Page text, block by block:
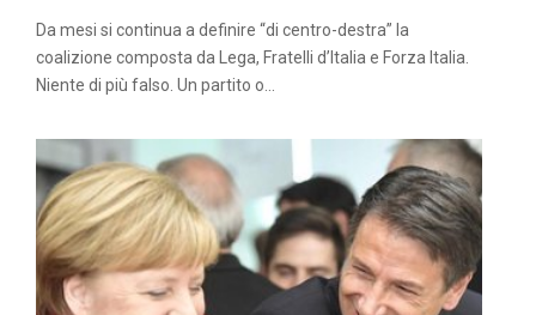
Da mesi si continua a definire “di centro-destra” la
coalizione composta da Lega, Fratelli d’Italia e Forza Italia.
Niente di più falso. Un partito o...